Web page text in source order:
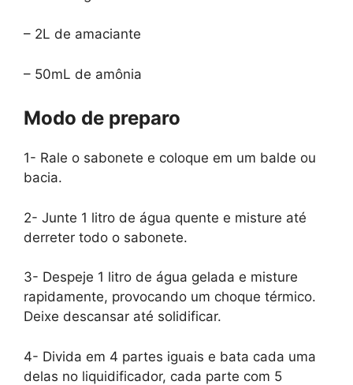
– 2L de amaciante
– 50mL de amônia
Modo de preparo
1- Rale o sabonete e coloque em um balde ou
bacia.
2- Junte 1 litro de água quente e misture até
derreter todo o sabonete.
3- Despeje 1 litro de água gelada e misture
rapidamente, provocando um choque térmico.
Deixe descansar até solidificar.
4- Divida em 4 partes iguais e bata cada uma
delas no liquidificador, cada parte com 5